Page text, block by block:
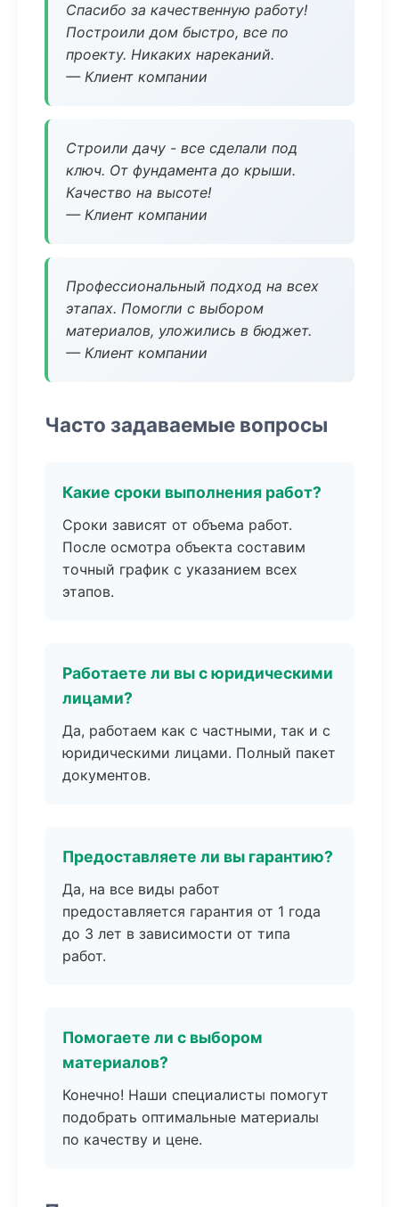
Спасибо за качественную работу!
Построили дом быстро, все по
проекту. Никаких нареканий.
— Клиент компании
Строили дачу - все сделали под
ключ. От фундамента до крыши.
Качество на высоте!
— Клиент компании
Профессиональный подход на всех
этапах. Помогли с выбором
материалов, уложились в бюджет.
— Клиент компании
Часто задаваемые вопросы
Какие сроки выполнения работ?
Сроки зависят от объема работ.
После осмотра объекта составим
точный график с указанием всех
этапов.
Работаете ли вы с юридическими
лицами?
Да, работаем как с частными, так и с
юридическими лицами. Полный пакет
документов.
Предоставляете ли вы гарантию?
Да, на все виды работ
предоставляется гарантия от 1 года
до 3 лет в зависимости от типа
работ.
Помогаете ли с выбором
материалов?
Конечно! Наши специалисты помогут
подобрать оптимальные материалы
по качеству и цене.